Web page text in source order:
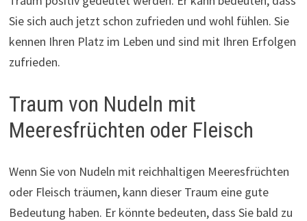
Sie sich auch jetzt schon zufrieden und wohl fühlen. Sie
kennen Ihren Platz im Leben und sind mit Ihren Erfolgen
zufrieden.
Traum von Nudeln mit
Meeresfrüchten oder Fleisch
Wenn Sie von Nudeln mit reichhaltigen Meeresfrüchten
oder Fleisch träumen, kann dieser Traum eine gute
Bedeutung haben. Er könnte bedeuten, dass Sie bald zu